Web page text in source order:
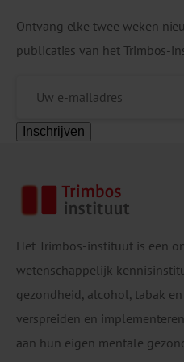
Ontvang elke twee weken
publicaties van het Trimbos-
Inschrijven
een aanhoudend
Het Trimbos-instituut is een
wetenschappelijk
gezondheid, alcohol, tabak
verspreiden en
aan hun eigen mentale